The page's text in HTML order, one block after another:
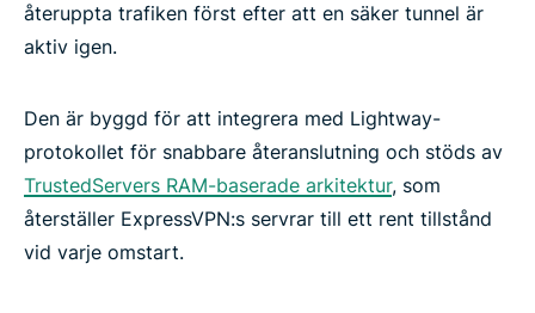
återuppta trafiken först efter att en säker tunnel är
aktiv igen.
Den är byggd för att integrera med Lightway-
protokollet för snabbare återanslutning och stöds av
TrustedServers RAM-baserade arkitektur, som
återställer ExpressVPN:s servrar till ett rent tillstånd
vid varje omstart.